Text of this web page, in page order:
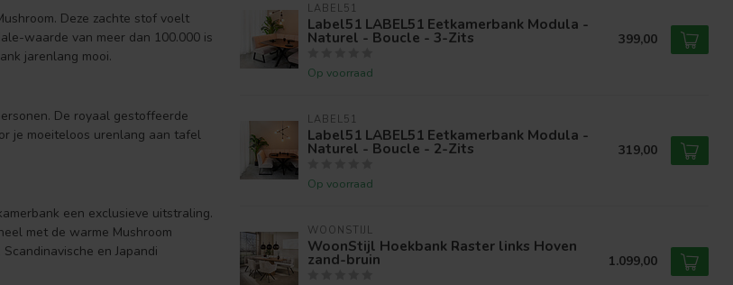
Deze zachte stof voelt
waarde van meer dan 100.000 is
jarenlang mooi.
De royaal gestoffeerde
je moeiteloos urenlang aan tafel
een exclusieve uitstraling.
met de warme Mushroom
en Japandi
LABEL51
Label51 LABEL51 Eetkamerbank Modula -
Naturel - Boucle - 3-Zits
Op voorraad
399,00
LABEL51
Label51 LABEL51 Eetkamerbank Modula -
Naturel - Boucle - 2-Zits
Op voorraad
319,00
WOONSTIJL
WoonStijl Hoekbank Raster links Hoven
zand-bruin 1.099,00